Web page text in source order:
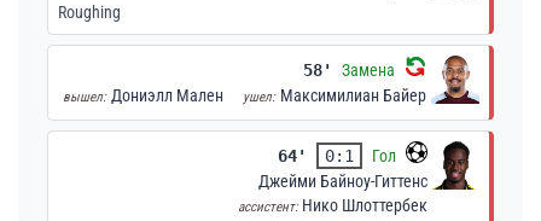
Roughing
58' Замена
вышел: Дониэлл Мален ушел: Максимилиан Байер
64' 0:1
Гол
Джейми Байноу-Гиттенс
ассистент: Нико Шлоттербек